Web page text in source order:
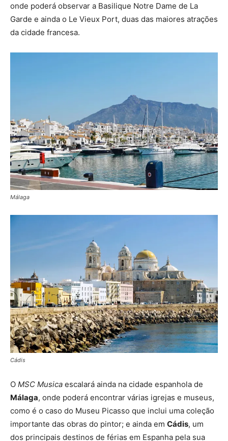
onde poderá observar a Basilique Notre Dame de La
Garde e ainda o Le Vieux Port, duas das maiores atrações
da cidade francesa.
Málaga
Cádis
O MSC Musica escalará ainda na cidade espanhola de
Málaga, onde poderá encontrar várias igrejas e museus,
como é o caso do Museu Picasso que inclui uma coleção
importante das obras do pintor; e ainda em Cádis, um
dos principais destinos de férias em Espanha pela sua